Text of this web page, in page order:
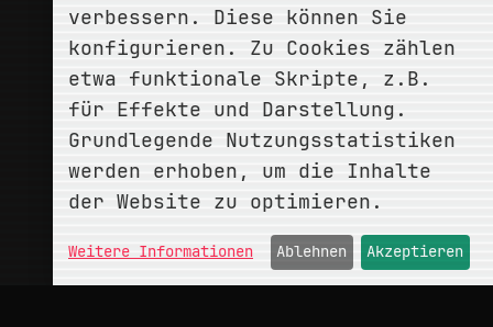
verbessern. Diese können Sie
konfigurieren. Zu Cookies zählen
etwa funktionale Skripte, z.B.
für Effekte und Darstellung.
Grundlegende Nutzungsstatistiken
werden erhoben, um die Inhalte
der Website zu optimieren.
Weitere Informationen Ablehnen Akzeptieren